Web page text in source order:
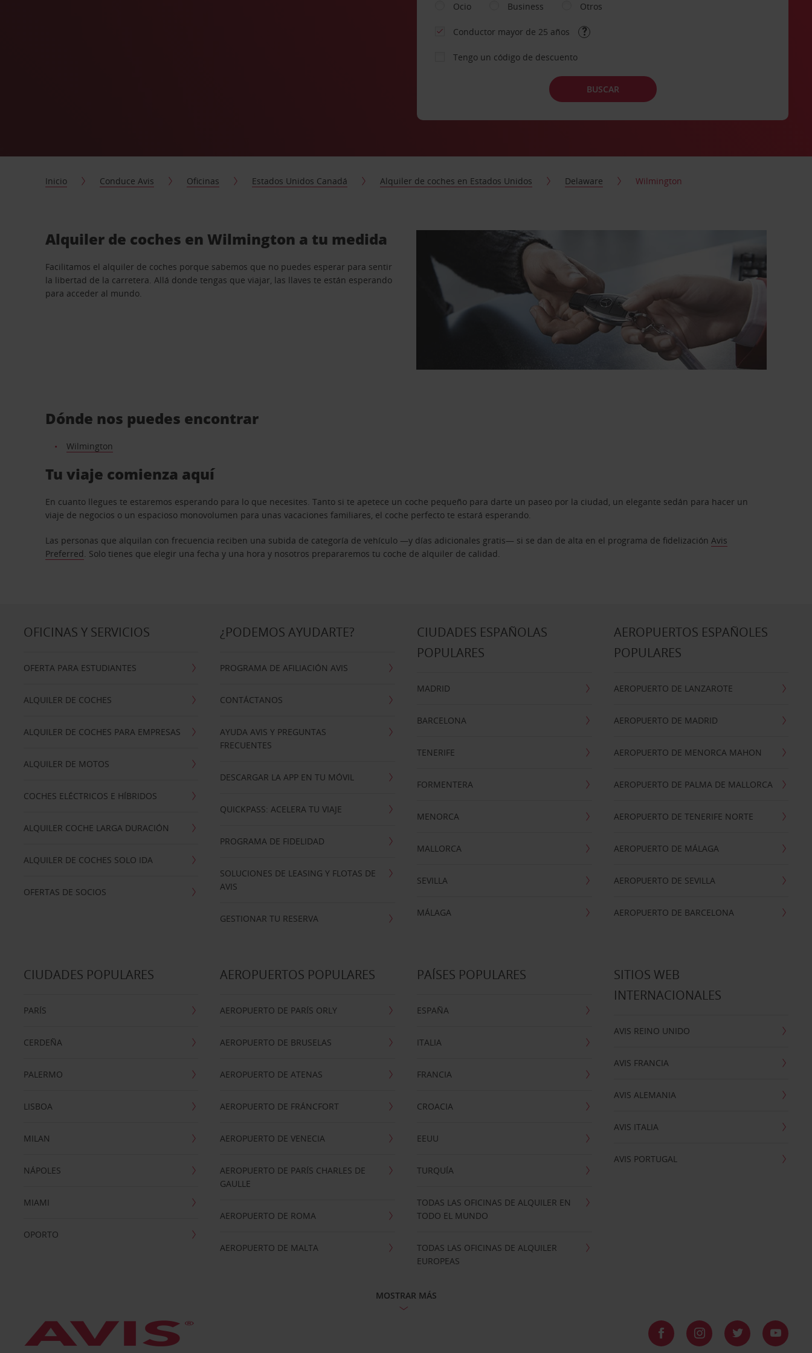
Ocio
Business Otros
Conductor mayor de 25 años
Tengo un código de descuento
BUSCAR
Inicio Conduce Avis Oficinas Estados Unidos Canadá Alquiler de coches en Estados Unidos Delaware Wilmington
Alquiler de coches en Wilmington a tu medida
Facilitamos el alquiler de coches porque sabemos que no puedes esperar para sentir
la libertad de la carretera. Allá donde tengas que viajar, las llaves te están esperando
para acceder al mundo.
Dónde nos puedes encontrar
Wilmington
Tu viaje comienza aquí
En cuanto llegues te estaremos esperando para lo que necesites. Tanto si te apetece un coche pequeño para darte un paseo por la ciudad, un elegante sedán para hacer un
viaje de negocios o un espacioso monovolumen para unas vacaciones familiares, el coche perfecto te estará esperando.
Las personas que alquilan con frecuencia reciben una subida de categoría de vehículo —y días adicionales gratis— si se dan de alta en el programa de fidelizaciónAvis
Preferred. Solo tienes que elegir una fecha y una hora y nosotros prepararemos tu coche de alquiler de calidad.
OFICINAS Y SERVICIOS
OFERTA PARA ESTUDIANTES
ALQUILER DE COCHES
ALQUILER DE COCHES PARA EMPRESAS
ALQUILER DE MOTOS
COCHES ELÉCTRICOS E HÍBRIDOS
ALQUILER COCHE LARGA DURACIÓN
ALQUILER DE COCHES SOLO IDA
OFERTAS DE SOCIOS
¿PODEMOS AYUDARTE?
PROGRAMA DE AFILIACIÓN AVIS
CONTÁCTANOS
AYUDA AVIS Y PREGUNTAS
FRECUENTES
DESCARGAR LA APP EN TU MÓVIL
QUICKPASS: ACELERA TU VIAJE
PROGRAMA DE FIDELIDAD
SOLUCIONES DE LEASING Y FLOTAS DE
AVIS
GESTIONAR TU RESERVA
CIUDADES ESPAÑOLAS
POPULARES
MADRID
BARCELONA
TENERIFE
FORMENTERA
MENORCA
MALLORCA
SEVILLA
MÁLAGA
AEROPUERTOS ESPAÑOLES
POPULARES
AEROPUERTO DE LANZAROTE
AEROPUERTO DE MADRID
AEROPUERTO DE MENORCA MAHON
AEROPUERTO DE PALMA DE MALLORCA
AEROPUERTO DE TENERIFE NORTE
AEROPUERTO DE MÁLAGA
AEROPUERTO DE SEVILLA
AEROPUERTO DE BARCELONA
CIUDADES POPULARES
PARÍS
CERDEÑA
PALERMO
LISBOA
MILAN
NÁPOLES
MIAMI
OPORTO
AEROPUERTOS POPULARES
AEROPUERTO DE PARÍS ORLY
AEROPUERTO DE BRUSELAS
AEROPUERTO DE ATENAS
AEROPUERTO DE FRÁNCFORT
AEROPUERTO DE VENECIA
AEROPUERTO DE PARÍS CHARLES DE
GAULLE
AEROPUERTO DE ROMA
AEROPUERTO DE MALTA
PAÍSES POPULARES
ESPAÑA
ITALIA
FRANCIA
CROACIA
EEUU
TURQUÍA
TODAS LAS OFICINAS DE ALQUILER EN
TODO EL MUNDO
TODAS LAS OFICINAS DE ALQUILER
EUROPEAS
SITIOS WEB
INTERNACIONALES
AVIS REINO UNIDO
AVIS FRANCIA
AVIS ALEMANIA
AVIS ITALIA
AVIS PORTUGAL
MOSTRAR MÁS